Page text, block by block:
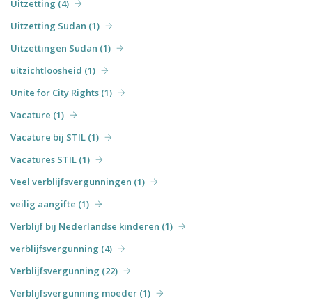
Uitzetting (4)
Uitzetting Sudan (1)
Uitzettingen Sudan (1)
uitzichtloosheid (1)
Unite for City Rights (1)
Vacature (1)
Vacature bij STIL (1)
Vacatures STIL (1)
Veel verblijfsvergunningen (1)
veilig aangifte (1)
Verblijf bij Nederlandse kinderen (1)
verblijfsvergunning (4)
Verblijfsvergunning (22)
Verblijfsvergunning moeder (1)